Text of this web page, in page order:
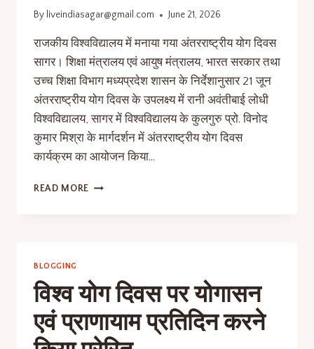
By liveindiasagar@gmail.com June 21, 2026
राजकीय विश्वविद्यालय में मनाया गया अंतरराष्ट्रीय योग दिवस
सागर। शिक्षा मंत्रालय एवं आयुष मंत्रालय, भारत सरकार तथा
उच्च शिक्षा विभाग मध्यप्रदेश शासन के निर्देशानुसार 21 जून
अंतरराष्ट्रीय योग दिवस के उपलक्ष्य में रानी अवंतीबाई लोधी
विश्वविद्यालय, सागर में विश्वविद्यालय के कुलगुरु प्रो. विनोद
कुमार मिश्रा के मार्गदर्शन में अंतरराष्ट्रीय योग दिवस
कार्यक्रम का आयोजन किया…
READ MORE
BLOGGING
विश्व योग दिवस पर योगासन
एवं प्राणायाम प्रतिदिन करने